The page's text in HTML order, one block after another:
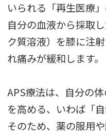
いられる「再生医療」
自分の血液から採取
ク質溶液）を膝に注
れ痛みが緩和します。
APS療法は、自分の
を高める、いわば「
そのため、薬の服用